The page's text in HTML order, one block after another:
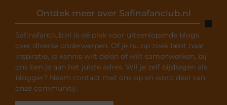
Ontdek meer over Safinafanclub.nl
Safinafanclub.nl is dé plek voor uiteenlopende blogs
over diverse onderwerpen. Of je nu op zoek bent naar
inspiratie, je kennis wilt delen of wilt samenwerken, bij
ons ben je aan het juiste adres. Wil je zelf bijdragen als
blogger? Neem contact met ons op en word deel van
onze community.